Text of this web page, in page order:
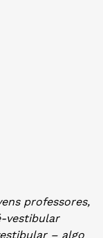
professores,
vestibular
– algo